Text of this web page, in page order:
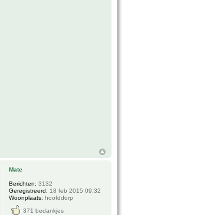
Mate
Berichten: 3132
Geregistreerd: 18 feb 2015 09:32
Woonplaats: hoofddorp
371 bedankjes